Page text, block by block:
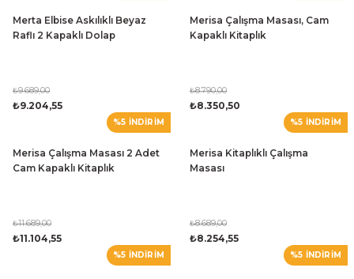
Merta Elbise Askılıklı Beyaz
Raflı 2 Kapaklı Dolap
₺9.689,00
₺9.204,55
Merisa Çalışma Masası, Cam
Kapaklı Kitaplık
₺8.790,00
₺8.350,50
%5 İNDİRİM
Merisa Çalışma Masası 2 Adet
Cam Kapaklı Kitaplık
₺11.689,00
₺11.104,55
%5 İNDİRİM
Merisa Kitaplıklı Çalışma
Masası
₺8.689,00
₺8.254,55
%5 İNDİRİM %5 İNDİRİM